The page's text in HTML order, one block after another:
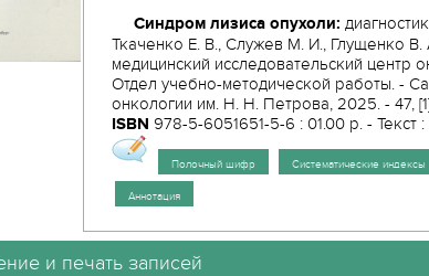
Синдром лизиса опухоли:
Ткаченко Е. В., Служев М. И., Глущенко В.
медицинский исследовательский центр
Отдел учебно-методической работы. -
онкологии им. Н. Н. Петрова, 2025. - 47,
ISBN 978-5-6051651-5-6 : 01.00 р. - Текст
Полочный шифр Систематические индексы
Аннотация
и печать записей